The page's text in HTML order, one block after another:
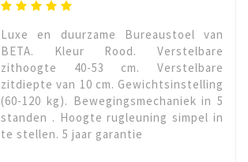
Luxe en duurzame Bureaustoel van
BETA. Kleur Rood. Verstelbare
zithoogte 40-53 cm. Verstelbare
zitdiepte van 10 cm. Gewichtsinstelling
(60-120 kg). Bewegingsmechaniek in 5
standen . Hoogte rugleuning simpel in
te stellen. 5 jaar garantie